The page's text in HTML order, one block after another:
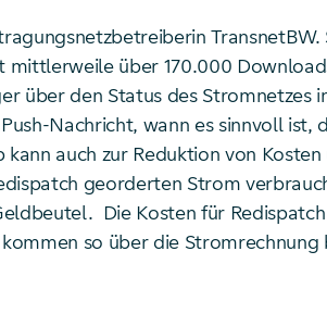
TransnetBW.
über 170.000
über den Status des Stromnetzes
Nachricht, wann es sinnvoll ist,
auch zur Reduktion von Kosten
georderten Strom
Die Kosten für
so über die Stromrechnung